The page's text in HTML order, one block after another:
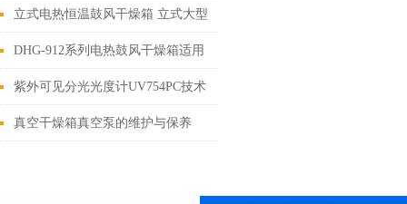
立式电热恒温鼓风干燥箱 立式大型
烘箱 大型工业干燥箱
DHG-912系列电热鼓风干燥箱适用
范围
紫外可见分光光度计UV754PC技术
参数
真空干燥箱真空泵的维护与保养